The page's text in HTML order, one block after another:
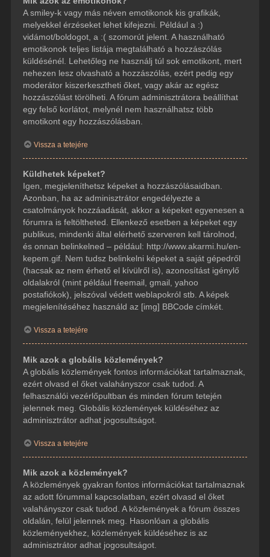
A smiley-k vagy más néven emotikonok kis grafikák,
melyekkel érzéseket lehet kifejezni. Például a :)
vidámot/boldogot, a :( szomorút jelent. A használható
emotikonok teljes listája megtalálható a hozzászólás
küldésénél. Lehetőleg ne használj túl sok emotikont, mert
nehezen lesz olvasható a hozzászólás, ezért pedig egy
moderátor kiszerkesztheti őket, vagy akár az egész
hozzászólást törölheti. A fórum adminisztrátora beállíthat
egy felső korlátot, melynél nem használhatsz több
emotikont egy hozzászólásban.
Vissza a tetejére
Küldhetek képeket?
Igen, megjeleníthetsz képeket a hozzászólásaidban.
Azonban, ha az adminisztrátor engedélyezte a
csatolmányok hozzáadását, akkor a képeket egyenesen a
fórumra is feltöltheted. Ellenkező esetben a képeket egy
publikus, mindenki által elérhető szerveren kell tárolnod,
és onnan belinkelned – például: http://www.akarmi.hu/en-
kepem.gif. Nem tudsz belinkelni képeket a saját gépedről
(hacsak az nem érhető el kívülről is), azonosítást igénylő
oldalakról (mint például freemail, gmail, yahoo
postafiókok), jelszóval védett weblapokról stb. A képek
megjelenítéséhez használd az [img] BBCode címkét.
Vissza a tetejére
Mik azok a globális közlemények?
A globális közlemények fontos információkat tartalmaznak,
ezért olvasd el őket valahányszor csak tudod. A
felhasználói vezérlőpultban és minden fórum tetején
jelennek meg. Globális közlemények küldéséhez az
adminisztrátor adhat jogosultságot.
Vissza a tetejére
Mik azok a közlemények?
A közlemények gyakran fontos információkat tartalmaznak
az adott fórummal kapcsolatban, ezért olvasd el őket
valahányszor csak tudod. A közlemények a fórum összes
oldalán, felül jelennek meg. Hasonlóan a globális
közleményekhez, közlemények küldéséhez is az
adminisztrátor adhat jogosultságot.